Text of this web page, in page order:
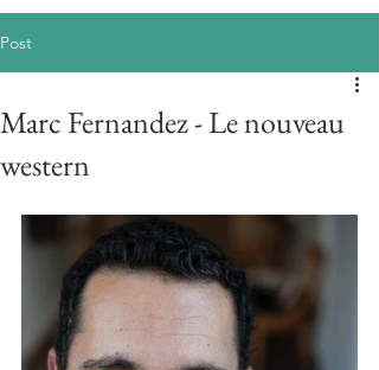
Post
Marc Fernandez - Le nouveau
western